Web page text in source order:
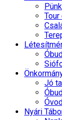
Tour
Jó
Nyári